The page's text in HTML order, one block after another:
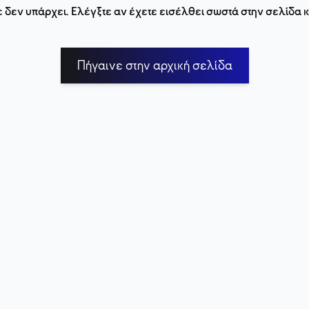
δεν υπάρχει. Ελέγξτε αν έχετε εισέλθει σωστά στην σελίδα
Πήγαινε στην αρχική σελίδα